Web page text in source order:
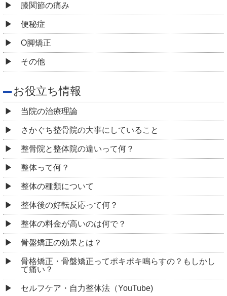
膝関節の痛み
便秘症
O脚矯正
その他
お役立ち情報
当院の治療理論
さかぐち整骨院の大事にしていること
整骨院と整体院の違いって何？
整体って何？
整体の種類について
整体後の好転反応って何？
整体の料金が高いのは何で？
骨盤矯正の効果とは？
骨格矯正・骨盤矯正ってポキポキ鳴らすの？もしかし
て痛い？
セルフケア・自力整体法（YouTube)